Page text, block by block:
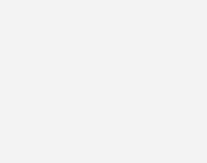
gemeint und bei
Bei Wohngebäuden wird deshalb das
die betroffenen Wohnungen, falls die
versorgt.